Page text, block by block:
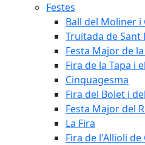
Festes
Ball del Moliner i
Truitada de Sant
Festa Major de
Fira de la Tapa i
Cinquagesma
Fira del Bolet i
Festa Major del
La Fira
Fira de l'Allioli de